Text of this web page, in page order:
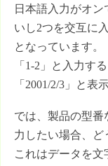
日本語入力がオ
いし2つを交互に
となっています。
「1-2」と入力す
「2001/2/3」と表
では、製品の型番
力したい場合、ど
これはデータを文